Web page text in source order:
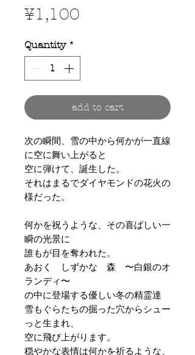
¥1,100
Quantity *
add to cart
次の瞬間、雪の中から何かが一直線
に空に舞い上がると
空に弾けて、誕生した。
それはまるでダイヤモンドの花火の
様だった。
何かを祝うような、その喜ばしい一
瞬の光景に
誰もが目を奪われた。
あおく しずかな 森 〜白銀のオ
ランディ〜
の中に登場する優しい冬の精霊達
雪もぐらたちの掘った穴からシュー
っと生まれ、
空に飛び上がります。
穏やかな表情は何かを祈るような、